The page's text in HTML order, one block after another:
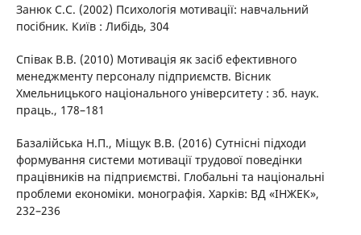
Занюк С.С. (2002) Психологія мотивації: навчальний
посібник. Київ : Либідь, 304
Співак В.В. (2010) Мотивація як засіб ефективного
менеджменту персоналу підприємств. Вісник
Хмельницького національного університету : зб. наук.
праць., 178–181
Базалійська Н.П., Міщук В.В. (2016) Сутнісні підходи
формування системи мотивації трудової поведінки
працівників на підприємстві. Глобальні та національні
проблеми економіки. монографія. Харків: ВД «ІНЖЕК»,
232–236